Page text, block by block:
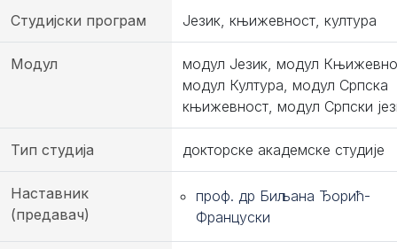
Студијски програм Језик, књижевност, култура
Модул
модул Језик, модул
модул Култура, модул Српска
књижевност, модул Српски
Тип студија докторске академске студије
Наставник
(предавач)
проф. др Биљана Ђорић-
Француски